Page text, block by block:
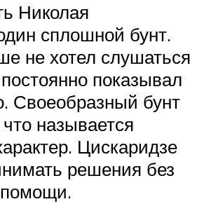
Николая
сплошной бунт.
не хотел слушаться
показывал
Своеобразный бунт
называется
Цискаридзе
решения без